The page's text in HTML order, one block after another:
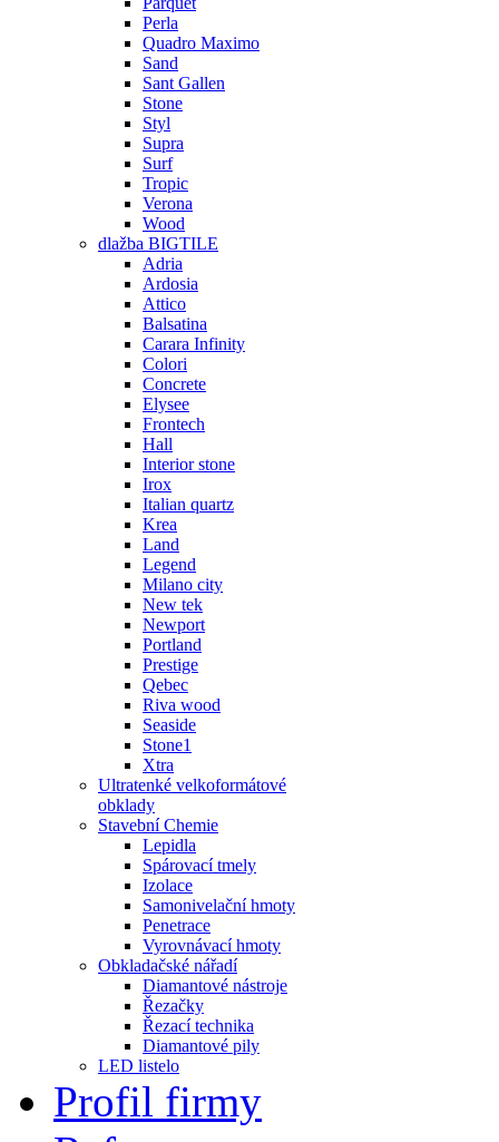
Perla
Quadro Maximo
Sand
Sant Gallen
Stone
Styl
Supra
Surf
Tropic
Verona
Wood
dlažba BIGTILE
Adria
Ardosia
Attico
Balsatina
Carara Infinity
Colori
Concrete
Elysee
Frontech
Hall
Interior stone
Irox
Italian quartz
Krea
Land
Legend
Milano city
New tek
Newport
Portland
Prestige
Qebec
Riva wood
Seaside
Stone1
Xtra
Ultratenké velkoformátové
obklady
Stavební Chemie
Lepidla
Spárovací tmely
Izolace
Samonivelační hmoty
Penetrace
Vyrovnávací hmoty
Obkladačské nářadí
Diamantové nástroje
Řezačky
Řezací technika
Diamantové pily
LED listelo
Profil firmy